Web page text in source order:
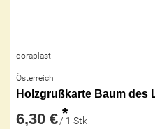
doraplast
Österreich
Holzgrußkarte Baum des
6,30 € *
/ 1 Stk